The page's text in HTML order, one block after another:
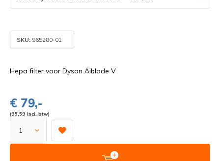
SKU: 965280-01
Hepa filter voor Dyson Aiblade V
€ 79,-
(95,59 Incl. btw)